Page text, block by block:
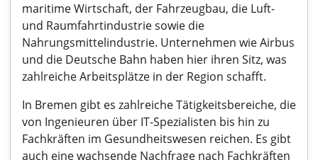
maritime Wirtschaft, der Fahrzeugbau, die Luft-
und Raumfahrtindustrie sowie die
Nahrungsmittelindustrie. Unternehmen wie Airbus
und die Deutsche Bahn haben hier ihren Sitz, was
zahlreiche Arbeitsplätze in der Region schafft.
In Bremen gibt es zahlreiche Tätigkeitsbereiche, die
von Ingenieuren über IT-Spezialisten bis hin zu
Fachkräften im Gesundheitswesen reichen. Es gibt
auch eine wachsende Nachfrage nach Fachkräften